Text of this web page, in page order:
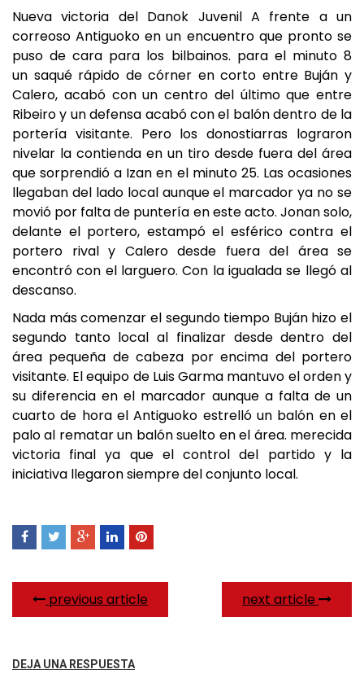
Nueva victoria del Danok Juvenil A frente a un
correoso Antiguoko en un encuentro que pronto se
puso de cara para los bilbainos. para el minuto 8
un saqué rápido de córner en corto entre Buján y
Calero, acabó con un centro del último que entre
Ribeiro y un defensa acabó con el balón dentro de la
portería visitante. Pero los donostiarras lograron
nivelar la contienda en un tiro desde fuera del área
que sorprendió a Izan en el minuto 25. Las ocasiones
llegaban del lado local aunque el marcador ya no se
movió por falta de puntería en este acto. Jonan solo,
delante el portero, estampó el esférico contra el
portero rival y Calero desde fuera del área se
encontró con el larguero. Con la igualada se llegó al
descanso.
Nada más comenzar el segundo tiempo Buján hizo el
segundo tanto local al finalizar desde dentro del
área pequeña de cabeza por encima del portero
visitante. El equipo de Luis Garma mantuvo el orden y
su diferencia en el marcador aunque a falta de un
cuarto de hora el Antiguoko estrelló un balón en el
palo al rematar un balón suelto en el área. merecida
victoria final ya que el control del partido y la
iniciativa llegaron siempre del conjunto local.
previous article next article
DEJA UNA RESPUESTA